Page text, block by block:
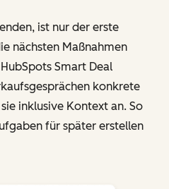
ist nur der erste
nächsten Maßnahmen
Smart Deal
konkrete
inklusive Kontext an. So
für später erstellen